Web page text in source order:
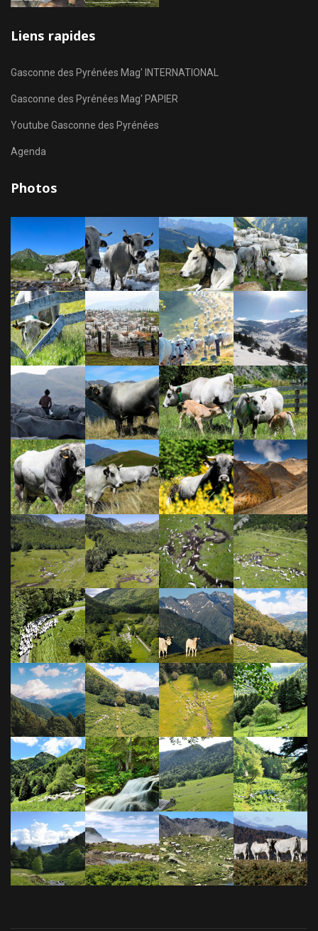
Liens rapides
Gasconne des Pyrénées Mag' INTERNATIONAL
Gasconne des Pyrénées Mag' PAPIER
Youtube Gasconne des Pyrénées
Agenda
Photos